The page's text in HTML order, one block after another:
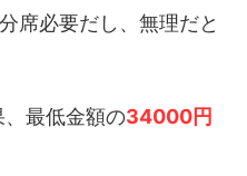
席必要だし、無理だと
、最低金額の34000円